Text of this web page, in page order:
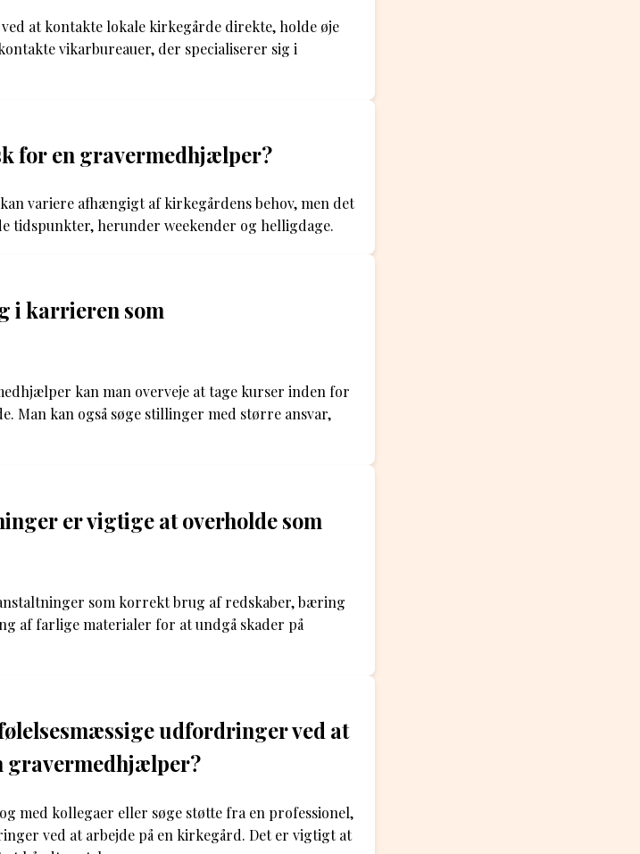
at kontakte lokale kirkegårde direkte, holde øje
vikarbureauer, der specialiserer sig i
for en gravermedhjælper?
variere afhængigt af kirkegårdens behov, men det
tidspunkter, herunder weekender og helligdage.
i karrieren som
kan man overveje at tage kurser inden for
Man kan også søge stillinger med større ansvar,
er vigtige at overholde som
som korrekt brug af redskaber, bæring
af farlige materialer for at undgå skader på
udfordringer ved at
gravermedhjælper?
med kollegaer eller søge støtte fra en professionel,
ved at arbejde på en kirkegård. Det er vigtigt at